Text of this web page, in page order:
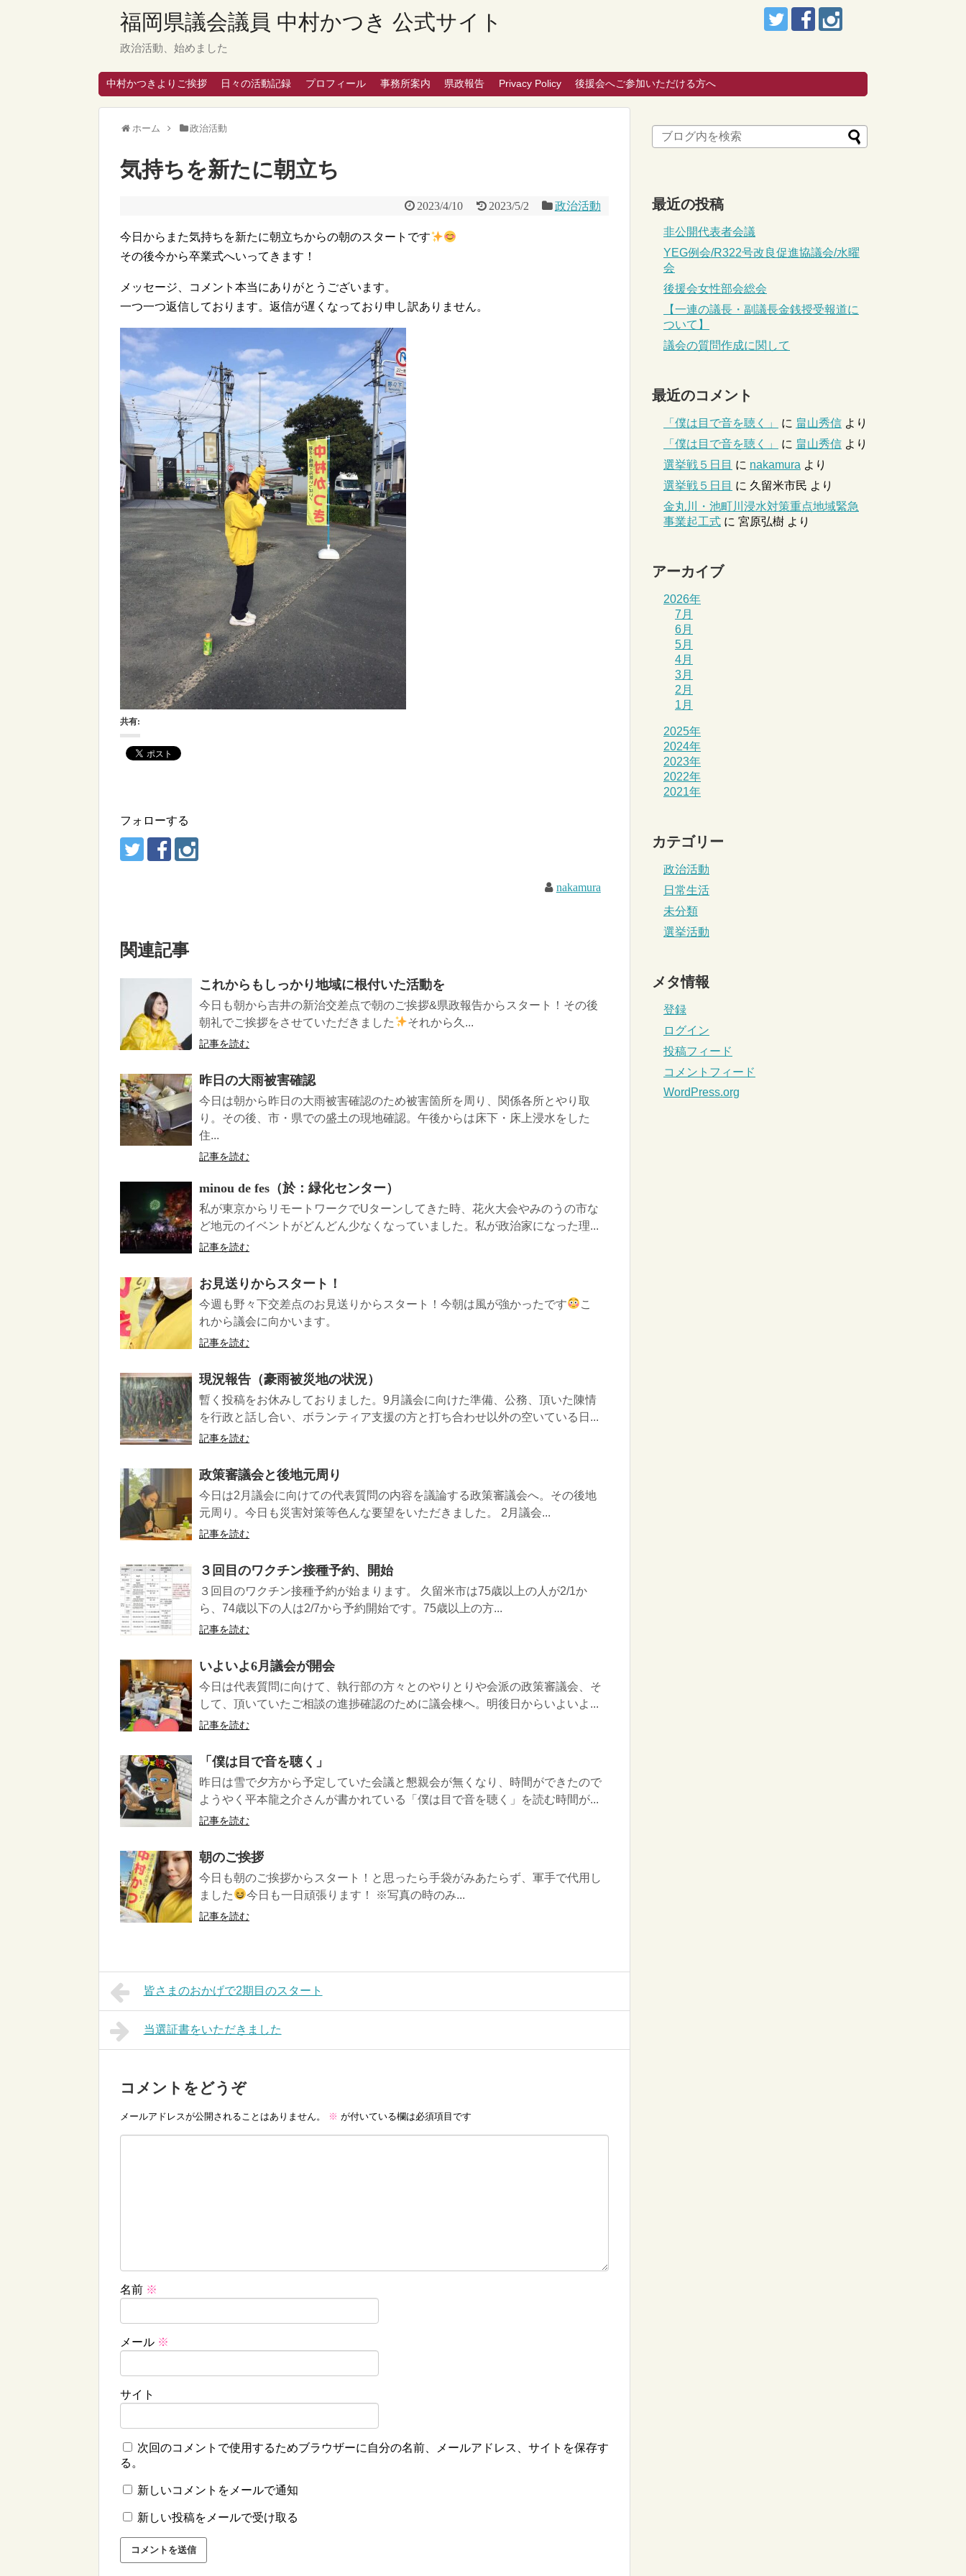
福岡県議会議員 中村かつき 公式サイト
政治活動、始めました
中村かつきよりご挨拶 日々の活動記録 プロフィール 事務所案内 県政報告 Privacy Policy 後援会へご参加いただける方へ
ホーム 政治活動
気持ちを新たに朝立ち
2023/4/10 2023/5/2 政治活動
今日からまた気持ちを新たに朝立ちからの朝のスタートです
その後今から卒業式へいってきます！
メッセージ、コメント本当にありがとうございます。
一つ一つ返信しております。返信が遅くなっており申し訳ありません。
共有:
フォローする
nakamura
関連記事
これからもしっかり地域に根付いた活動を
今日も朝から吉井の新治交差点で朝のご挨拶&県政報告からスタート！その後
朝礼でご挨拶をさせていただきました
それから久...
記事を読む
昨日の大雨被害確認
今日は朝から昨日の大雨被害確認のため被害箇所を周り、関係各所とやり取
り。その後、市・県での盛土の現地確認。午後からは床下・床上浸水をした
住...
記事を読む
minou de fes（於：緑化センター）
私が東京からリモートワークでUターンしてきた時、花火大会やみのうの市な
ど地元のイベントがどんどん少なくなっていました。私が政治家になった理...
記事を読む
お見送りからスタート！
今週も野々下交差点のお見送りからスタート！今朝は風が強かったです
こ
れから議会に向かいます。
記事を読む
現況報告（豪雨被災地の状況）
暫く投稿をお休みしておりました。9月議会に向けた準備、公務、頂いた陳情
を行政と話し合い、ボランティア支援の方と打ち合わせ以外の空いている日...
記事を読む
政策審議会と後地元周り
今日は2月議会に向けての代表質問の内容を議論する政策審議会へ。その後地
元周り。今日も災害対策等色んな要望をいただきました。 2月議会...
記事を読む
３回目のワクチン接種予約、開始
３回目のワクチン接種予約が始まります。 久留米市は75歳以上の人が2/1か
ら、74歳以下の人は2/7から予約開始です。75歳以上の方...
記事を読む
いよいよ6月議会が開会
今日は代表質問に向けて、執行部の方々とのやりとりや会派の政策審議会、そ
して、頂いていたご相談の進捗確認のために議会棟へ。明後日からいよいよ...
記事を読む
「僕は目で音を聴く」
昨日は雪で夕方から予定していた会議と懇親会が無くなり、時間ができたので
ようやく平本龍之介さんが書かれている「僕は目で音を聴く」を読む時間が...
記事を読む
朝のご挨拶
今日も朝のご挨拶からスタート！と思ったら手袋がみあたらず、軍手で代用し
ました
今日も一日頑張ります！ ※写真の時のみ...
記事を読む
皆さまのおかげで2期目のスタート
当選証書をいただきました
コメントをどうぞ
メールアドレスが公開されることはありません。 ※ が付いている欄は必須項目です
名前 ※
メール ※
サイト
次回のコメントで使用するためブラウザーに自分の名前、メールアドレス、サイトを保存す
る。
新しいコメントをメールで通知
新しい投稿をメールで受け取る
最近の投稿
非公開代表者会議
YEG例会/R322号改良促進協議会/水曜
会
後援会女性部会総会
【一連の議長・副議長金銭授受報道に
ついて】
議会の質問作成に関して
最近のコメント
「僕は目で音を聴く」 に 畠山秀信 より
「僕は目で音を聴く」
に 畠山秀信 より
選挙戦５日目 に nakamura より
選挙戦５日目 に 久留米市民 より
金丸川・池町川浸水対策重点地域緊急
事業起工式 に 宮原弘樹 より
アーカイブ
2026年
7月
6月
5月
4月
3月
2月
1月
2025年
2024年
2023年
2022年
2021年
カテゴリー
政治活動
日常生活
未分類
選挙活動
メタ情報
登録
ログイン
投稿フィード
コメントフィード
WordPress.org